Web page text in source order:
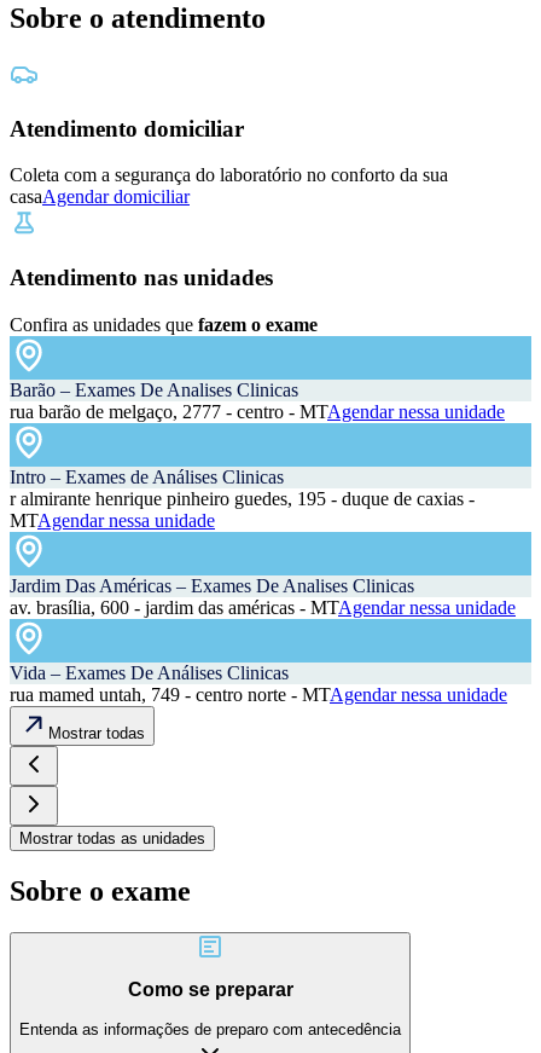
Sobre o atendimento
Atendimento domiciliar
Coleta com a segurança do laboratório no conforto da sua
casaAgendar domiciliar
Atendimento nas unidades
Confira as unidades que fazem o exame
Barão – Exames De Analises Clinicas
rua barão de melgaço, 2777 - centro - MTAgendar nessa unidade
Intro – Exames de Análises Clinicas
r almirante henrique pinheiro guedes, 195 - duque de caxias -
MTAgendar nessa unidade
Jardim Das Américas – Exames De Analises Clinicas
av. brasília, 600 - jardim das américas - MTAgendar nessa unidade
Vida – Exames De Análises Clinicas
rua mamed untah, 749 - centro norte - MTAgendar nessa unidade
Mostrar todas
Mostrar todas as unidades
Sobre o exame
Como se preparar
Entenda as informações de preparo com antecedência